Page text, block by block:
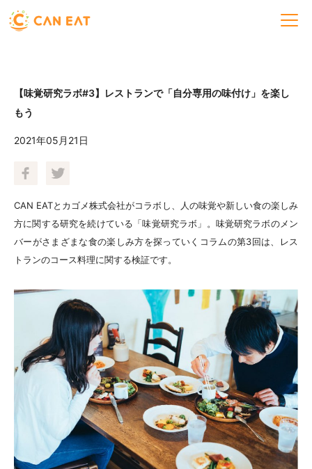
【味覚研究ラボ#3】レストランで「自分専用の味付け」を楽し
もう
2021年05月21日
CAN EATとカゴメ株式会社がコラボし、人の味覚や新しい食の楽しみ
方に関する研究を続けている「味覚研究ラボ」。味覚研究ラボのメン
バーがさまざまな食の楽しみ方を探っていくコラムの第3回は、レス
トランのコース料理に関する検証です。